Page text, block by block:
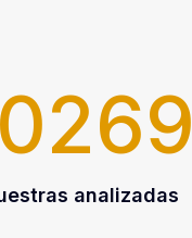
analizadas